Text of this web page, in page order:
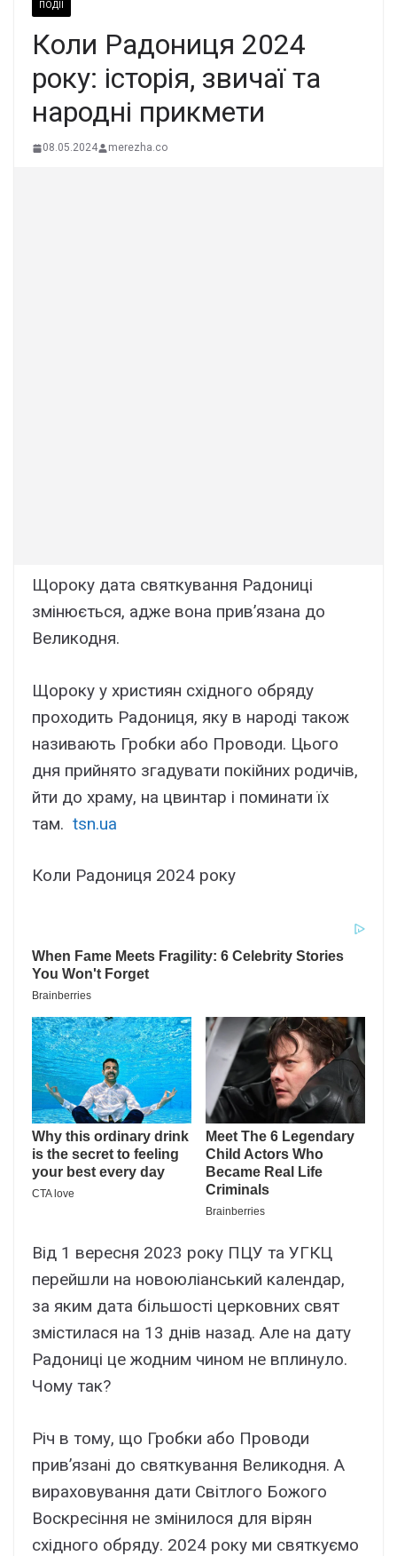
ПОДІЇ
Коли Радониця 2024
року: історія, звичаї та
народні прикмети
08.05.2024 merezha.co
Щороку дата святкування Радониці
змінюється, адже вона прив’язана до
Великодня.
Щороку у християн східного обряду
проходить Радониця, яку в народі також
називають Гробки або Проводи. Цього
дня прийнято згадувати покійних родичів,
йти до храму, на цвинтар і поминати їх
там. tsn.ua
Коли Радониця 2024 року
Від 1 вересня 2023 року ПЦУ та УГКЦ
перейшли на новоюліанський календар,
за яким дата більшості церковних свят
змістилася на 13 днів назад. Але на дату
Радониці це жодним чином не вплинуло.
Чому так?
Річ в тому, що Гробки або Проводи
прив’язані до святкування Великодня. А
вираховування дати Світлого Божого
Воскресіння не змінилося для вірян
східного обряду. 2024 року ми святкуємо